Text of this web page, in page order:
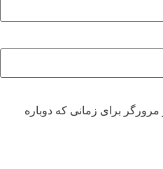
برای زمانی که دوباره